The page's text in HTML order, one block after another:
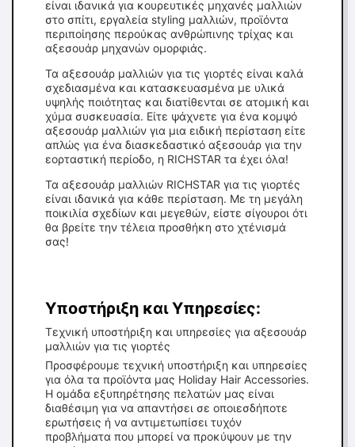
είναι ιδανικά για κουρευτικές μηχανές μαλλιών
στο σπίτι, εργαλεία styling μαλλιών, προϊόντα
περιποίησης περούκας ανθρώπινης τρίχας και
αξεσουάρ μηχανών ομορφιάς.
Τα αξεσουάρ μαλλιών για τις γιορτές είναι καλά
σχεδιασμένα και κατασκευασμένα με υλικά
υψηλής ποιότητας και διατίθενται σε ατομική και
χύμα συσκευασία. Είτε ψάχνετε για ένα κομψό
αξεσουάρ μαλλιών για μια ειδική περίσταση είτε
απλώς για ένα διασκεδαστικό αξεσουάρ για την
εορταστική περίοδο, η RICHSTAR τα έχει όλα!
Τα αξεσουάρ μαλλιών RICHSTAR για τις γιορτές
είναι ιδανικά για κάθε περίσταση. Με τη μεγάλη
ποικιλία σχεδίων και μεγεθών, είστε σίγουροι ότι
θα βρείτε την τέλεια προσθήκη στο χτένισμά
σας!
Υποστήριξη και Υπηρεσίες:
Τεχνική υποστήριξη και υπηρεσίες για αξεσουάρ
μαλλιών για τις γιορτές
Προσφέρουμε τεχνική υποστήριξη και υπηρεσίες
για όλα τα προϊόντα μας Holiday Hair Accessories.
Η ομάδα εξυπηρέτησης πελατών μας είναι
διαθέσιμη για να απαντήσει σε οποιεσδήποτε
ερωτήσεις ή να αντιμετωπίσει τυχόν
προβλήματα που μπορεί να προκύψουν με την